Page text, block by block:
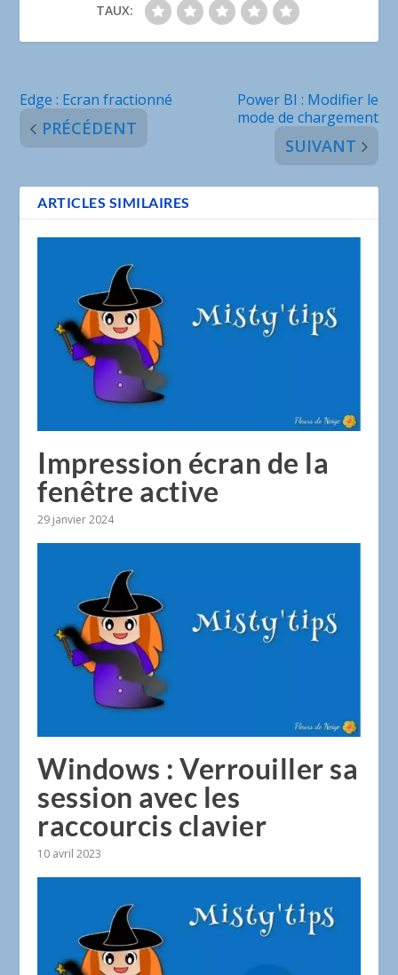
TAUX:
Edge : Ecran fractionné
PRÉCÉDENT
Power BI : Modifier le
mode de chargement
SUIVANT
ARTICLES SIMILAIRES
Impression écran de la
fenêtre active
29 janvier 2024
Windows : Verrouiller sa
session avec les
raccourcis clavier
10 avril 2023